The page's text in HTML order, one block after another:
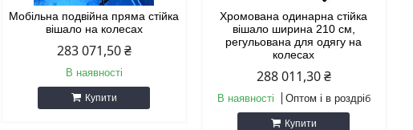
Мобільна подвійна пряма стійка
вішало на колесах
283 071,50 ₴
В наявності
Купити
Хромована одинарна стійка
вішало ширина 210 см,
регульована для одягу на
колесах
288 011,30 ₴
В наявності Оптом і в роздріб
Купити